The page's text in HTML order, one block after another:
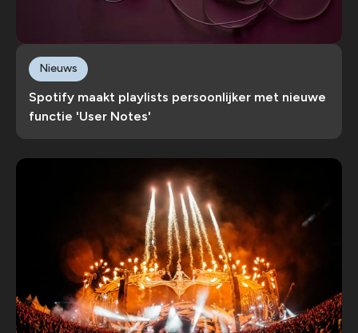
Spotify maakt playlists persoonlijker met nieuwe
functie 'User Notes'
Nieuws